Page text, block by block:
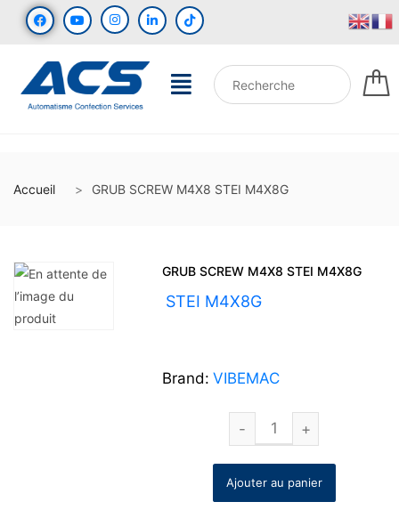
Accueil GRUB SCREW M4X8 STEI M4X8G
GRUB SCREW M4X8 STEI M4X8G
STEI M4X8G
Brand: VIBEMAC
Ajouter au panier